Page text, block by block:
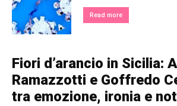
Read more
Fiori d’arancio in Sicilia:
Ramazzotti e Goffredo
tra emozione, ironia e